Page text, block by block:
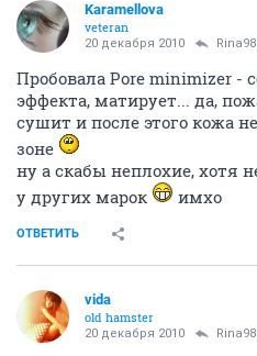
Karamellova
veteran
20 декабря 2010
Пробовала Pore minimizer -
эффекта, матирует... да,
сушит и после этого кожа
зоне
ну а скабы неплохие, хотя
у других марок
имхо
ОТВЕТИТЬ
vida
old hamster
20 декабря 2010